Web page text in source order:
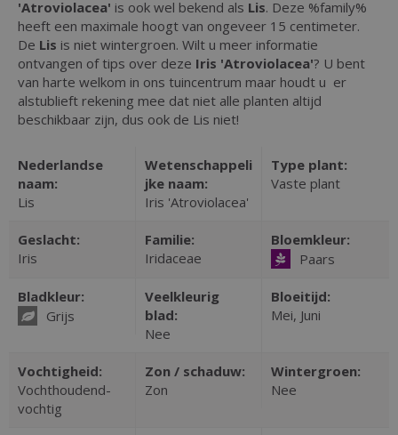
'Atroviolacea' is ook wel bekend als Lis. Deze %family%
heeft een maximale hoogt van ongeveer 15 centimeter.
De Lis is niet wintergroen. Wilt u meer informatie
ontvangen of tips over deze Iris 'Atroviolacea'? U bent
van harte welkom in ons tuincentrum maar houdt u er
alstublieft rekening mee dat niet alle planten altijd
beschikbaar zijn, dus ook de Lis niet!
Nederlandse
naam:
Lis
Wetenschappeli
jke naam:
Iris 'Atroviolacea'
Type plant:
Vaste plant
Geslacht:
Iris
Familie:
Iridaceae
Bloemkleur:
Paars
Bladkleur:
Grijs
Veelkleurig
blad:
Nee
Bloeitijd:
Mei, Juni
Vochtigheid:
Vochthoudend-
vochtig
Zon / schaduw:
Zon
Wintergroen:
Nee